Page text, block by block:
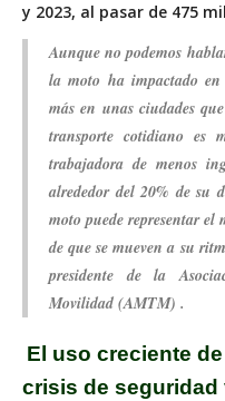
y 2023, al pasar de 475
Aunque no podemos
la moto ha impactado
más en unas ciudades
transporte cotidiano es
trabajadora de menos
alrededor del 20% de su
moto puede representar el
de que se mueven a su
presidente de la
Movilidad (AMTM) .
El uso creciente
crisis de seguridad